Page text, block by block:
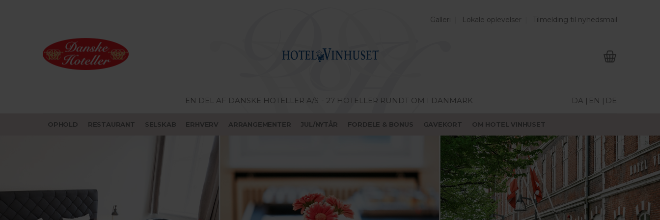
Galleri Lokale oplevelser Tilmelding til nyhedsmail
EN DEL AF DANSKE HOTELLER A/S - 27 HOTELLER RUNDT OM I DANMARK DA | EN | DE
OPHOLD RESTAURANT SELSKAB ERHVERV ARRANGEMENTER JUL/NYTÅR FORDELE & BONUS GAVEKORT OM HOTEL VINHUSET